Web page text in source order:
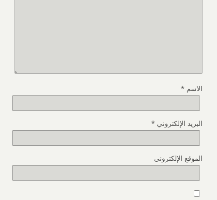
الاسم *
البريد الإلكتروني *
الموقع الإلكتروني